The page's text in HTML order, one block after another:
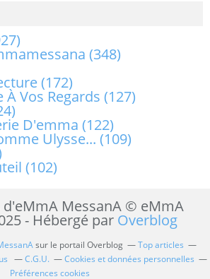
(348)
(172)
À Vos Regards (127)
D'emma (122)
Ulysse... (109)
(102)
d'eMmA MessanA © eMmA
- Hébergé par Overblog
sur le portail Overblog
Top articles
C.G.U.
Cookies et données personnelles
Préférences cookies